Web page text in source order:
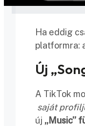
Ha eddig
platformra:
Új
A TikTok
saját
új „Music”